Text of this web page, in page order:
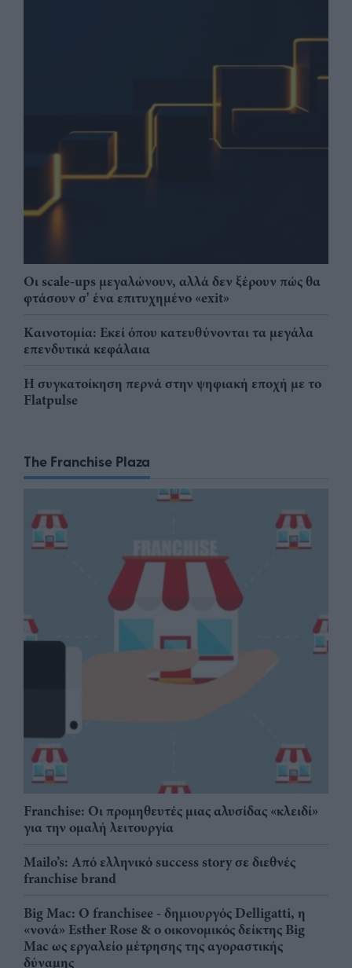
Οι scale-ups μεγαλώνουν, αλλά δεν ξέρουν πώς θα
φτάσουν σ' ένα επιτυχημένο «exit»
Καινοτομία: Εκεί όπου κατευθύνονται τα μεγάλα
επενδυτικά κεφάλαια
Η συγκατοίκηση περνά στην ψηφιακή εποχή με το
Flatpulse
The Franchise Plaza
Franchise: Οι προμηθευτές μιας αλυσίδας «κλειδί»
για την ομαλή λειτουργία
Mailo’s: Από ελληνικό success story σε διεθνές
franchise brand
Big Mac: Ο franchisee - δημιουργός Delligatti, η
«νονά» Esther Rose & ο οικονομικός δείκτης Big
Mac ως εργαλείο μέτρησης της αγοραστικής
δύναμης